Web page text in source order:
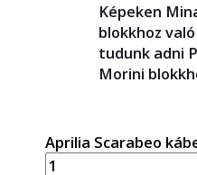
Képeken
blokkhoz
tudunk adni
Morini
Aprilia Scarabeo